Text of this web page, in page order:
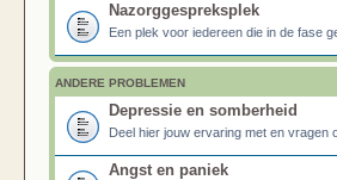
Nazorggespreksplek
Een plek voor iedereen die in de fase
ANDERE PROBLEMEN
Depressie en somberheid
Deel hier jouw ervaring met en vragen
Angst en paniek